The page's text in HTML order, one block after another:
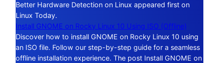
Better Hardware Detection on Linux appeared first on
Linux Today.
Install GNOME on Rocky Linux 10 Using ISO (Offline)
Discover how to install GNOME on Rocky Linux 10 using
an ISO file. Follow our step-by-step guide for a seamless
offline installation experience. The post Install GNOME on